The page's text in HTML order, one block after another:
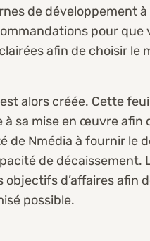
de développement
pour que
afin de choisir le
alors créée. Cette
à sa mise en œuvre afin
de Nmédia à fournir le
de décaissement.
d’affaires afin
possible.